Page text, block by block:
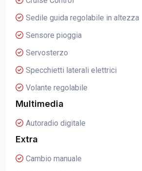
Sedile guida regolabile in altezza
Sensore pioggia
Servosterzo
Specchietti laterali elettrici
Volante regolabile
Multimedia
Autoradio digitale
Extra
Cambio manuale